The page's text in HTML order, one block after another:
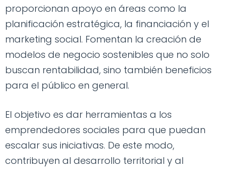
proporcionan apoyo en áreas como la
planificación estratégica, la financiación y el
marketing social. Fomentan la creación de
modelos de negocio sostenibles que no solo
buscan rentabilidad, sino también beneficios
para el público en general.
El objetivo es dar herramientas a los
emprendedores sociales para que puedan
escalar sus iniciativas. De este modo,
contribuyen al desarrollo territorial y al